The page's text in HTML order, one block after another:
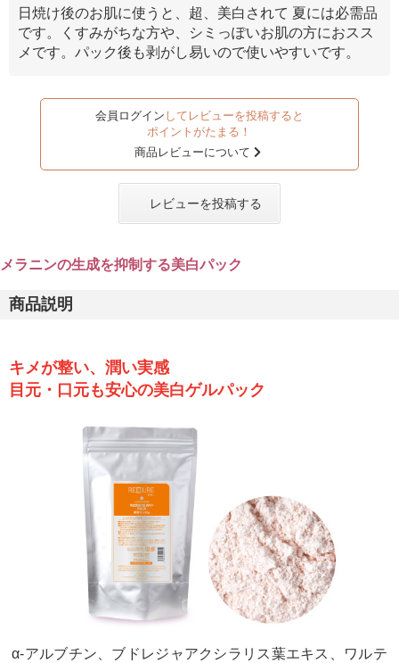
日焼け後のお肌に使うと、超、美白されて 夏には必需品
です。くすみがちな方や、シミっぽいお肌の方におスス
メです。パック後も剥がし易いので使いやすいです。
会員ログイン してレビューを投稿すると
ポイントがたまる！
商品レビューについて
レビューを投稿する
メラニンの生成を抑制する美白パック
商品説明
キメが整い、潤い実感
目元・口元も安心の美白ゲルパック
α-アルブチン、ブドレジャアクシラリス葉エキス、ワルテ